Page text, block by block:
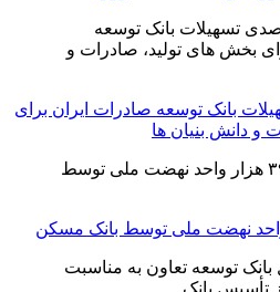
تسهیلات بانک توسعه صادرات ایران برای
و دانش بنیان ها